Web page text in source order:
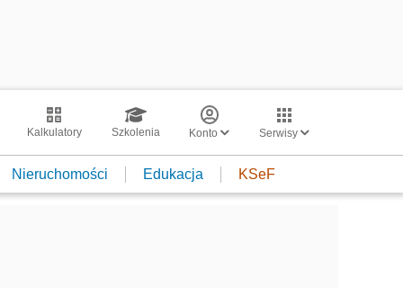
Kalkulatory Szkolenia Konto Serwisy
Nieruchomości Edukacja KSeF